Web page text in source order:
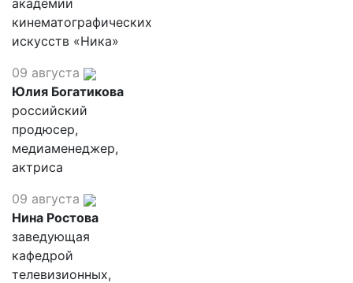
академии
кинематографических
искусств «Ника»
09 августа
Юлия Богатикова
российский
продюсер,
медиаменеджер,
актриса
09 августа
Нина Ростова
заведующая
кафедрой
телевизионных,